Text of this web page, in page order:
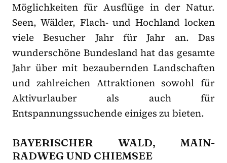
Möglichkeiten für Ausflüge in der Natur.
Seen, Wälder, Flach- und Hochland locken
viele Besucher Jahr für Jahr an. Das
wunderschöne Bundesland hat das gesamte
Jahr über mit bezaubernden Landschaften
und zahlreichen Attraktionen sowohl für
Aktivurlauber als auch für
Entspannungssuchende einiges zu bieten.
BAYERISCHER WALD, MAIN-
RADWEG UND CHIEMSEE